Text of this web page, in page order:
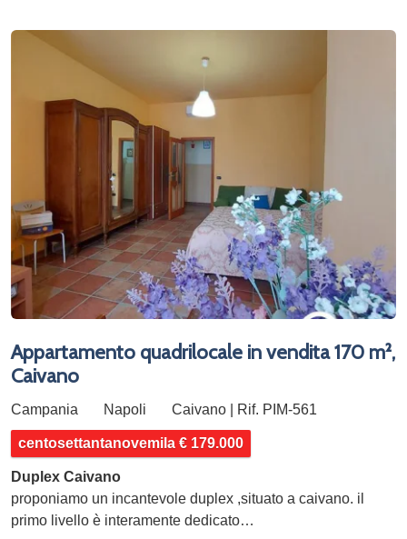
Appartamento quadrilocale in vendita 170 m²,
Caivano
Campania Napoli Caivano | Rif. PIM-561
centosettantanovemila € 179.000
Duplex Caivano
proponiamo un incantevole duplex ,situato a caivano. il
primo livello è interamente dedicato…